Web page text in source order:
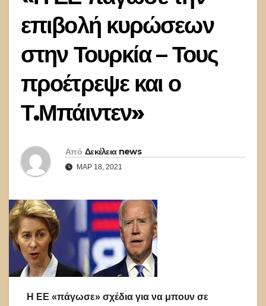
επιβολή κυρώσεων
στην Τουρκία – Τους
προέτρεψε και ο
Τ.Μπάιντεν»
Από Δεκέλεια news
ΜΑΡ 18, 2021
Η ΕΕ «πάγωσε» σχέδια για να μπουν σε